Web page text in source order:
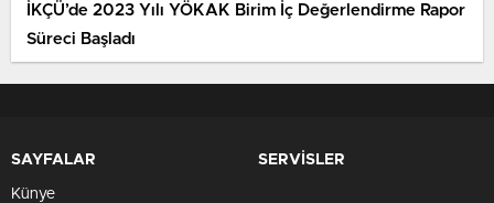
İKÇÜ’de 2023 Yılı YÖKAK Birim İç Değerlendirme Rapor
Süreci Başladı
SAYFALAR
Künye
SERVİSLER